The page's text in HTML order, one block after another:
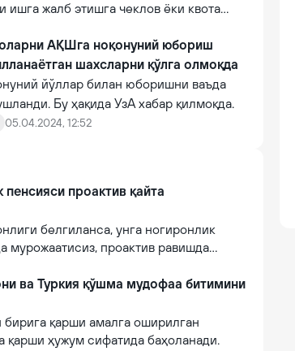
ишга жалб этишга чеклов ёки квота
ходимларни ишдан бўшатиш
АҚШга ноқонуний юбориш
шахсларни қўлга олмоқда
йўллар билан юборишни ваъда
Бу ҳақида УзА хабар қилмоқда.
05.04.2024, 12:52
пенсияси проактив қайта
белгиланса, унга ногиронлик
мурожаатисиз, проактив равишда
ва Туркия қўшма мудофаа битимини
бирига қарши амалга оширилган
қарши ҳужум сифатида баҳоланади.